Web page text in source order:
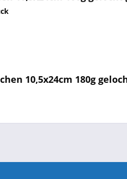
10,5x24cm 180g